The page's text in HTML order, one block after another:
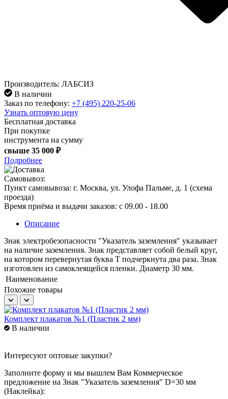
Производитель: ЛАБСИЗ
В наличии
Заказ по телефону: +7 (495) 220-25-06
Узнать оптовую цену
Бесплатная доставка
При покупке
инструмента на сумму
свыше 35 000 ₽
Подробнее
Самовывоз:
Пункт самовывоза: г. Москва, ул. Улофа Пальме, д. 1 (схема
проезда)
Время приёма и выдачи заказов: c 09.00 - 18.00
Описание
Знак электробезопасности "Указатель заземления" указывает
на наличие заземления. Знак представляет собой белый круг,
на котором перевернутая буква Т подчеркнута два раза. Знак
изготовлен из самоклеящейся пленки. Диаметр 30 мм.
Наименование
Похожие товары
Комплект плакатов №1 (Пластик 2 мм)
В наличии
Интересуют оптовые закупки?
Заполните форму и мы вышлем Вам Коммерческое
предложение на Знак "Указатель заземления" D=30 мм
(Наклейка):